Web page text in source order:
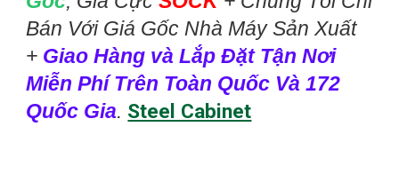
Bán Với Giá Gốc Nhà Máy Sản Xuất
+ Giao Hàng và Lắp Đặt Tận Nơi
Miễn Phí Trên Toàn Quốc Và 172
Quốc Gia. Steel Cabinet